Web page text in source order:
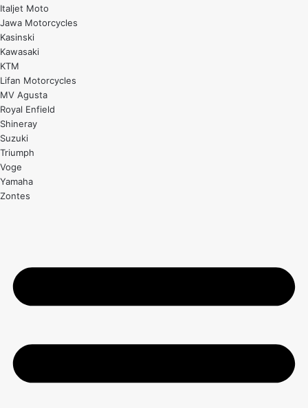
Italjet Moto
Jawa Motorcycles
Kasinski
Kawasaki
KTM
Lifan Motorcycles
MV Agusta
Royal Enfield
Shineray
Suzuki
Triumph
Voge
Yamaha
Zontes